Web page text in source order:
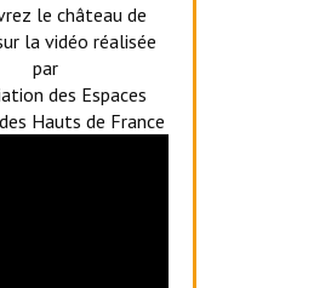
le château de
la vidéo réalisée
par
des Espaces
Hauts de France